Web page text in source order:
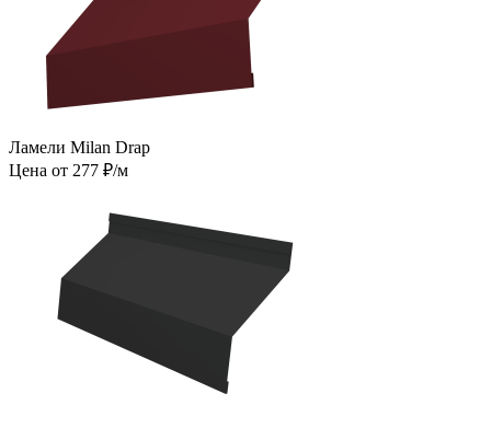
Ламели Milan Drap
Цена от 277 ₽/м